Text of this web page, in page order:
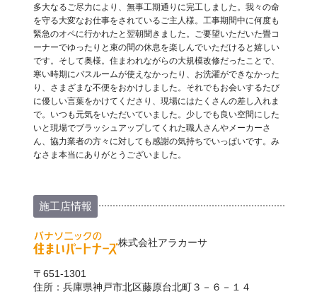
多大なるご尽力により、無事工期通りに完工しました。我々の命
を守る大変なお仕事をされているご主人様。工事期間中に何度も
緊急のオペに行かれたと翌朝聞きました。ご要望いただいた畳コ
ーナーでゆったりと束の間の休息を楽しんでいただけると嬉しい
です。そして奥様。住まわれながらの大規模改修だったことで、
寒い時期にバスルームが使えなかったり、お洗濯ができなかった
り、さまざまな不便をおかけしました。それでもお会いするたび
に優しい言葉をかけてくださり、現場にはたくさんの差し入れま
で。いつも元気をいただいていました。少しでも良い空間にした
いと現場でブラッシュアップしてくれた職人さんやメーカーさ
ん、協力業者の方々に対しても感謝の気持ちでいっぱいです。み
なさま本当にありがとうございました。
施工店情報
株式会社アラカーサ
〒651-1301
住所：兵庫県神戸市北区藤原台北町３－６－１４